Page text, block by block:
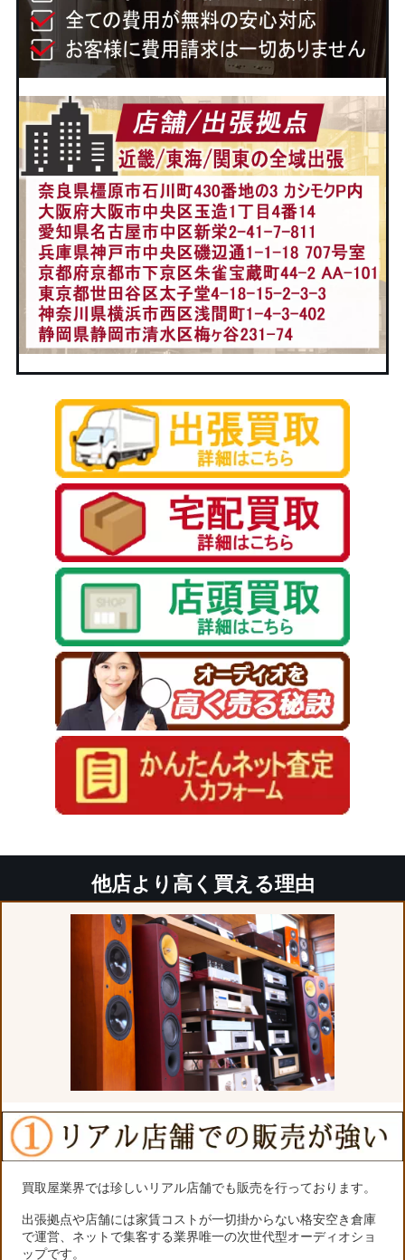
他店より高く買える理由
買取屋業界では珍しいリアル店舗でも販売を行っております。
出張拠点や店舗には家賃コストが一切掛からない格安空き倉庫
で運営、ネットで集客する業界唯一の次世代型オーディオショ
ップです。